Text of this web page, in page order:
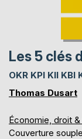
Les 5 clés
OKR KPI KII KBI
Thomas Dusart
Économie, droit
Couverture souple